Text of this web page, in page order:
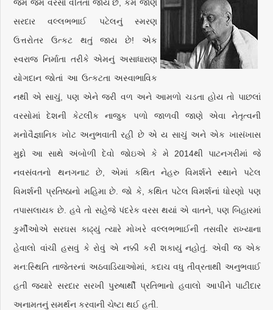
જેમ જેમ વરસો વીતતાં જાય છે, કેમ જાણે
સરદાર વલ્લભભાઈ પટેલનું સ્મરણ
ઉત્તરોતર ઉત્કટ થતું જાય છે! એક
સ્વરાજ નિર્માતા તરીકે એમનું અસાધારાણ
યોગદાન જોતાં આ ઉત્કટતા અસ્વાભાવિક
નથી એ સાચું, પણ એને જરી વળ અને આમળો ચડતા હોય તો પાછલાં
વરસોમાં દેશની કેટલીક નાજુક પળો જાળવી જાણે એવા નેતૃત્વની
મનોવૈજ્ઞાનિક ખોટ અનુભવાતી રહી છે એ ય સાચું અને એક ખાસંખાસ
મુદ્દો આ સાથે અંબોળી દેવો જોઇએ કે મે 2014થી પાટનગરીમાં જે
નવસંવતનો થનગનાટ છે, એમાં કથિત નેહરુ વિમર્શને સ્થાને પટેલ
વિમર્શની પ્રતિષ્ઠાનો મહિમા છે. જો કે, કથિત પટેલ વિમર્શનાં ધોરણો પણ
તપાસલાયક છે. હવે તો સહેજે પંદરેક વરસ થયાં એ વાતને, પણ બિહારમાં
કુર્મીઓએ સરઘસ કાઢ્યું ત્યારે મોખરે વલ્લભભાઈની તસવીર રાખ્યાના
હેવાલો વાંચી હસવું કે રોવું એ નક્કી કરી શકાયું નહોતું. એવી જ એક
મન:સ્થિતિ તાજેતરનાં અઠવાડિયાઓમાં, કદાચ વધુ તીવ્રતાથી અનુભવાઈ
હતી જ્યારે સરદાર સરખી પુરુષાર્થી પ્રતિભાનો હવાલો આપીને પાટીદાર
અનામતનું સમર્થન કરવાની ચેષ્ટા થઈ હતી.